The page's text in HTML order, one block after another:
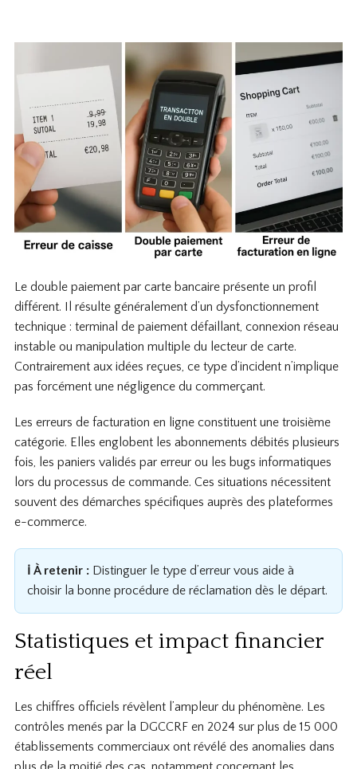
Le double paiement par carte bancaire présente un profil
différent. Il résulte généralement d’un dysfonctionnement
technique : terminal de paiement défaillant, connexion réseau
instable ou manipulation multiple du lecteur de carte.
Contrairement aux idées reçues, ce type d’incident n’implique
pas forcément une négligence du commerçant.
Les erreurs de facturation en ligne constituent une troisième
catégorie. Elles englobent les abonnements débités plusieurs
fois, les paniers validés par erreur ou les bugs informatiques
lors du processus de commande. Ces situations nécessitent
souvent des démarches spécifiques auprès des plateformes
e-commerce.
ℹ️ À retenir :Distinguer le type d’erreur vous aide à
choisir la bonne procédure de réclamation dès le départ.
Statistiques et impact financier
réel
Les chiffres officiels révèlent l’ampleur du phénomène. Les
contrôles menés par la DGCCRF en 2024 sur plus de 15 000
établissements commerciaux ont révélé des anomalies dans